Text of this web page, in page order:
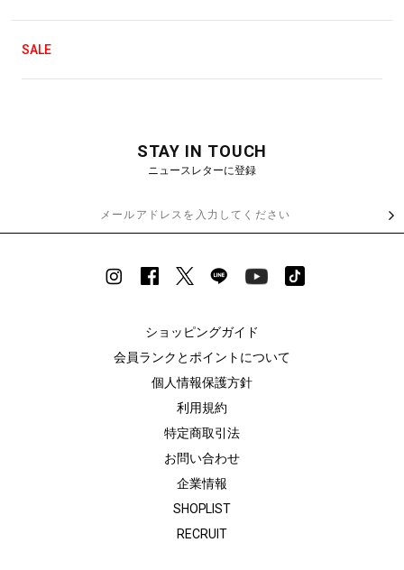
SALE
STAY IN TOUCH
ニュースレターに登録
ショッピングガイド
会員ランクとポイントについて
個人情報保護方針
利用規約
特定商取引法
お問い合わせ
企業情報
SHOPLIST
RECRUIT